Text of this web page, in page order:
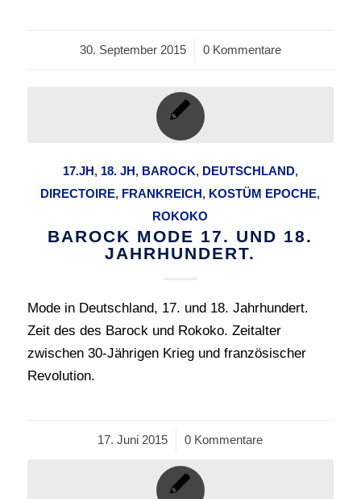
30. September 2015
/ 0 Kommentare
17.JH, 18. JH, BAROCK, DEUTSCHLAND,
DIRECTOIRE, FRANKREICH, KOSTÜM EPOCHE,
ROKOKO
BAROCK MODE 17. UND 18.
JAHRHUNDERT.
Mode in Deutschland, 17. und 18. Jahrhundert.
Zeit des des Barock und Rokoko. Zeitalter
zwischen 30-Jährigen Krieg und französischer
Revolution.
17. Juni 2015
/ 0 Kommentare